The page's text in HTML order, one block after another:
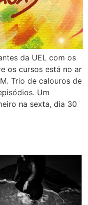
da UEL com os
os cursos está no ar
Trio de calouros de
Um
na sexta, dia 30